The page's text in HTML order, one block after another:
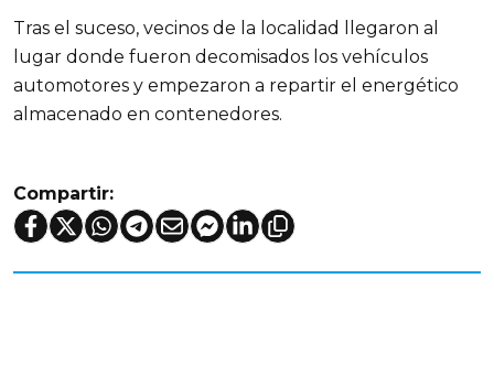
Tras el suceso, vecinos de la localidad llegaron al
lugar donde fueron decomisados los vehículos
automotores y empezaron a repartir el energético
almacenado en contenedores.
Compartir: